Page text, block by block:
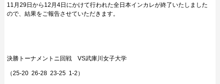
11月29日から12月4日にかけて行われた全日本インカレが終了いたしました
ので、結果をご報告させていただきます。
決勝トーナメントニ回戦 VS武庫川女子大学
（25-20 26-28 23-25 1-2）